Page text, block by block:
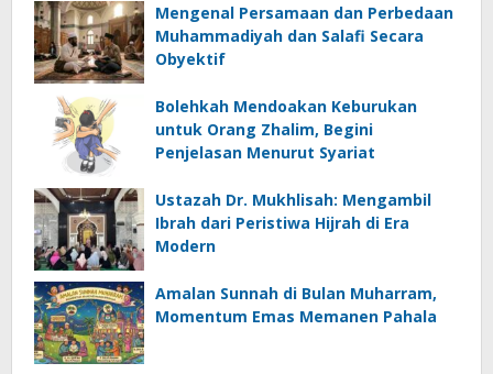
Mengenal Persamaan dan Perbedaan
Muhammadiyah dan Salafi Secara
Obyektif
Bolehkah Mendoakan Keburukan
untuk Orang Zhalim​, Begini
Penjelasan Menurut Syariat
Ustazah Dr. Mukhlisah: Mengambil
Ibrah dari Peristiwa Hijrah di Era
Modern
Amalan Sunnah di Bulan Muharram,
Momentum Emas Memanen Pahala